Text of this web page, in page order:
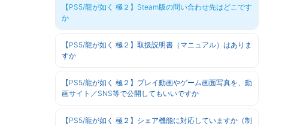
【PS5/龍が如く 極２】Steam版の問い合わせ先はどこです
か
【PS5/龍が如く 極２】取扱説明書（マニュアル）はありま
すか
【PS5/龍が如く 極２】プレイ動画やゲーム画面写真を、動
画サイト／SNS等で公開してもいいですか
【PS5/龍が如く 極２】シェア機能に対応していますか（制